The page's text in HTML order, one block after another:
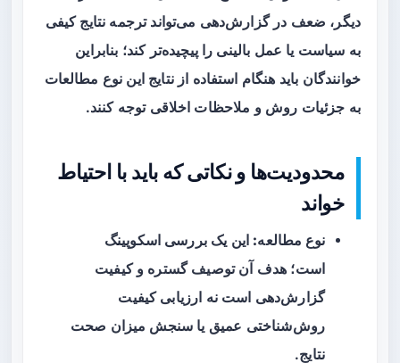
دیگر، ضعف در گزارش‌دهی می‌تواند ترجمه نتایج کیفی
به سیاست یا عمل بالینی را پیچیده‌تر کند؛ بنابراین
خوانندگان باید هنگام استفاده از نتایج این نوع مطالعات
به جزئیات روش و ملاحظات اخلاقی توجه کنند.
محدودیت‌ها و نکاتی که باید با احتیاط
خواند
نوع مطالعه: این یک بررسی اسکوپینگ
است؛ هدف آن توصیف گستره و کیفیت
گزارش‌دهی است نه ارزیابی کیفیت
روش‌شناختی عمیق یا سنجش میزان صحت
نتایج.